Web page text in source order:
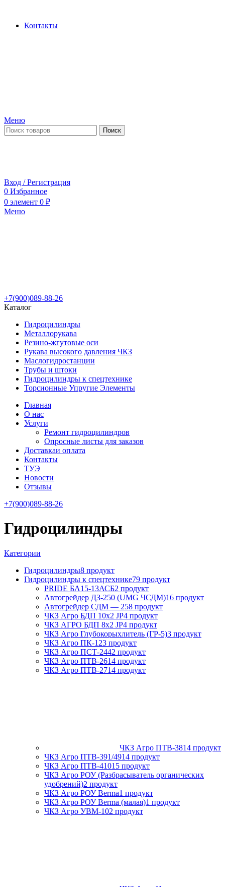
Контакты
Меню
Поиск
Вход / Регистрация
0 Избранное
0 элемент 0 ₽
Меню
+7(900)089-88-26
Каталог
Гидроцилиндры
Металлорукава
Резино-жгутовые оси
Рукава высокого давления ЧКЗ
Маслогидростанции
Трубы и штоки
Гидроцилиндры к спецтехнике
Торсионные Упругие Элементы
Главная
О нас
Услуги
Ремонт гидроцилиндров
Опросные листы для заказов
Доставкаи оплата
Контакты
ТУЭ
Новости
Отзывы
+7(900)089-88-26
Гидроцилиндры
Категории
Гидроцилиндры8 продукт
Гидроцилиндры к спецтехнике79 продукт
PRIDE БА15-13АСБ2 продукт
Автогрейдер ДЗ-250 (UMG ЧСДМ)16 продукт
Автогрейдер СДМ — 258 продукт
ЧКЗ Агро БДП 10х2 JP4 продукт
ЧКЗ АГРО БДП 8х2 JP4 продукт
ЧКЗ Агро Глубокорыхлитель (ГР-5)3 продукт
ЧКЗ Агро ПК-123 продукт
ЧКЗ Агро ПСТ-2442 продукт
ЧКЗ Агро ПТВ-2614 продукт
ЧКЗ Агро ПТВ-2714 продукт
ЧКЗ Агро ПТВ-3814 продукт
ЧКЗ Агро ПТВ-391/4914 продукт
ЧКЗ Агро ПТВ-4101 5 продукт
ЧКЗ Агро РОУ (Разбрасыватель органических
удобрений)2 продукт
ЧКЗ Агро РОУ Berma1 продукт
ЧКЗ Агро РОУ Berma (малая)1 продукт
ЧКЗ Агро УВМ-102 продукт